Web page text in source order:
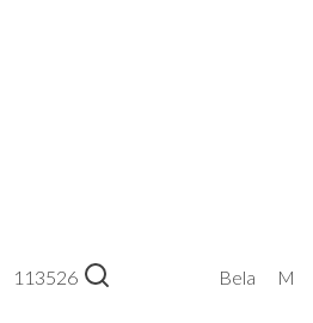
113526 Bela M